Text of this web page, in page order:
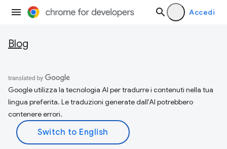
Accedi
Blog
Google utilizza la tecnologia AI per tradurre i contenuti nella tua
lingua preferita. Le traduzioni generate dall'AI potrebbero
contenere errori.